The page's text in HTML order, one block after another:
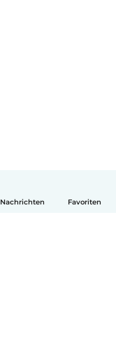
Nachrichten Favoriten